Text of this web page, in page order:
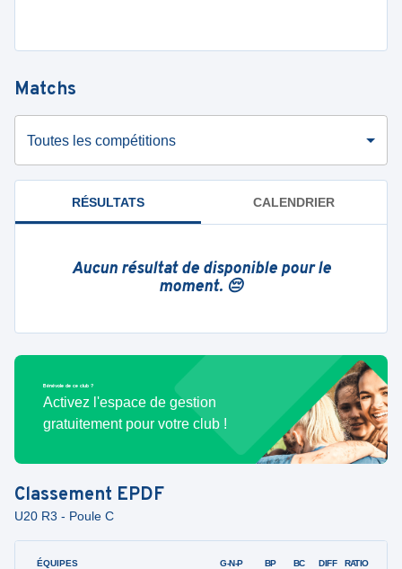
Matchs
Toutes les compétitions
RÉSULTATS CALENDRIER
Aucun résultat de disponible pour le
moment. 😔
Bénévole de ce club ?
Activez l'espace de gestion
gratuitement pour votre club !
Classement EPDF
U20 R3 - Poule C
ÉQUIPES G-N-P BP BC DIFF RATIO